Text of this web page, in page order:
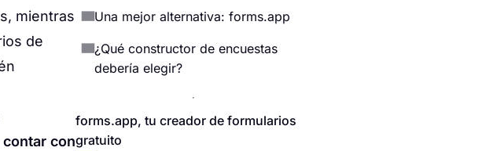
mientras
de
con
Una mejor alternativa: forms.app
¿Qué constructor de encuestas
debería elegir?
forms.app, tu creador de formularios
gratuito